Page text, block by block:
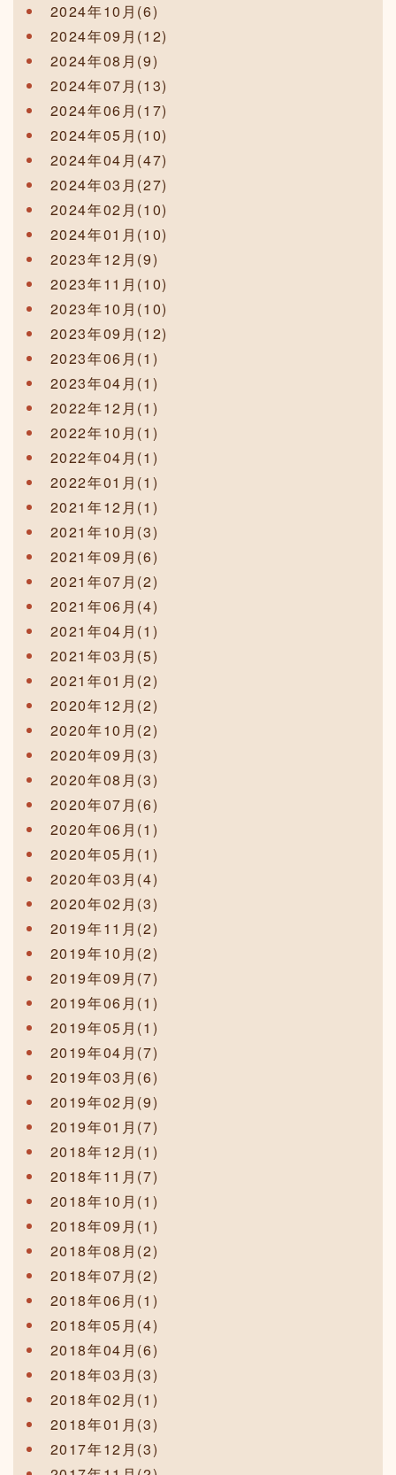
2024年10月(6)
2024年09月(12)
2024年08月(9)
2024年07月(13)
2024年06月(17)
2024年05月(10)
2024年04月(47)
2024年03月(27)
2024年02月(10)
2024年01月(10)
2023年12月(9)
2023年11月(10)
2023年10月(10)
2023年09月(12)
2023年06月(1)
2023年04月(1)
2022年12月(1)
2022年10月(1)
2022年04月(1)
2022年01月(1)
2021年12月(1)
2021年10月(3)
2021年09月(6)
2021年07月(2)
2021年06月(4)
2021年04月(1)
2021年03月(5)
2021年01月(2)
2020年12月(2)
2020年10月(2)
2020年09月(3)
2020年08月(3)
2020年07月(6)
2020年06月(1)
2020年05月(1)
2020年03月(4)
2020年02月(3)
2019年11月(2)
2019年10月(2)
2019年09月(7)
2019年06月(1)
2019年05月(1)
2019年04月(7)
2019年03月(6)
2019年02月(9)
2019年01月(7)
2018年12月(1)
2018年11月(7)
2018年10月(1)
2018年09月(1)
2018年08月(2)
2018年07月(2)
2018年06月(1)
2018年05月(4)
2018年04月(6)
2018年03月(3)
2018年02月(1)
2018年01月(3)
2017年12月(3)